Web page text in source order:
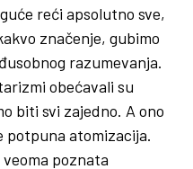
reći apsolutno sve,
značenje, gubimo
razumevanja.
obećavali su
biti svi zajedno. A ono
potpuna atomizacija.
poznata